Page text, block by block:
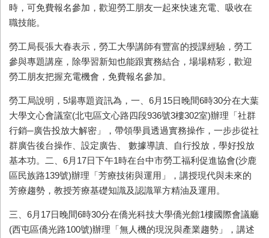
時，可免費報名參加，歡迎勞工朋友一起來快速充電、吸收在
職技能。
勞工局長張大春表示，勞工大學講師有豐富的授課經驗，勞工
參與專題講座，除學習新知也能跟實務結合，場場精彩，歡迎
勞工朋友把握充電機會，免費報名參加。
勞工局說明，5場專題資訊為，一、6月15日晚間6時30分在大葉
大學文心會議室(北屯區文心路四段936號3樓302室)辦理「社群
行銷─廣告投放大解密」，帶領學員透過實務操作，一步步從社
群廣告後台操作、設定廣告、 數據導讀、自行投放，學好投放
基本功。二、6月17日下午1時在台中市勞工福利促進協會(沙鹿
區民族路139號)辦理「芳療技術與運用」，講授現代與未來的
芳療趨勢，教授芳療基礎知識及認識單方精油及運用。
三、6月17日晚間6時30分在僑光科技大學僑光館1樓國際會議廳
(西屯區僑光路100號)辦理「無人機的現況與產業趨勢」，講述